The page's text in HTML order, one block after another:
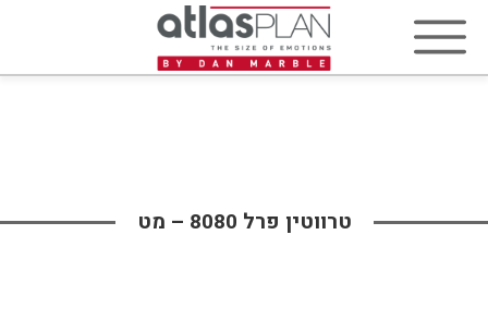
טרווטין פרל 8080 – מט